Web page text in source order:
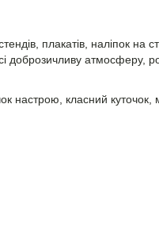
плакатів, наліпок на
атмосферу,
настрою, класний